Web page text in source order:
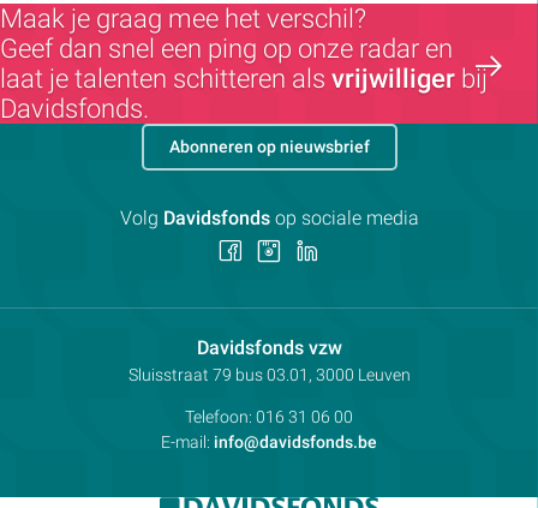
Maak je graag mee het verschil?
Geef dan snel een ping op onze radar en
laat je talenten schitteren als vrijwilliger bij
Davidsfonds.
Davidsfonds vzwContactpersoon:
Adres:
Sluisstraat 79 bus 03.01, 3000 Leuven
Telefoon: 016 31 06 00
E-mail: info@davidsfonds.be
Abonneren op nieuwsbrief
Volg Davidsfondsop sociale media
Volg Volg